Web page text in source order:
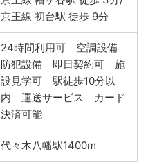
京王線 初台駅 徒歩 9分
24時間利用可 空調設備
防犯設備 即日契約可 施
設見学可 駅徒歩10分以
内 運送サービス カード
決済可能
代々木八幡駅1400m